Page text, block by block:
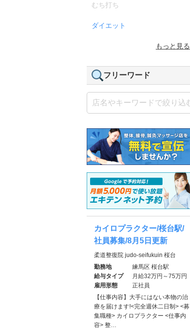
むち打ち
ダイエット
もっと見る
フリーワード
カイロプラクター/桜台駅/
社員募集/8月5日更新
柔道整復院 judo-seifukuin 桜台
勤務地
練馬区 桜台駅
給与タイプ
月給32万円～75万円
雇用形態
正社員
【仕事内容】大手にはない本物の治
療を届けます!<完全週休二日制> <募
集職種> カイロプラクター <仕事内
容> 整…